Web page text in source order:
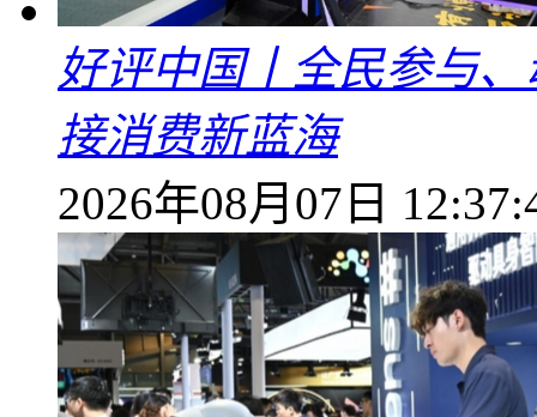
好评中国丨全民参与
接消费新蓝海
2026年08月07日